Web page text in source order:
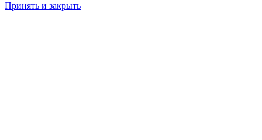
Принять и закрыть